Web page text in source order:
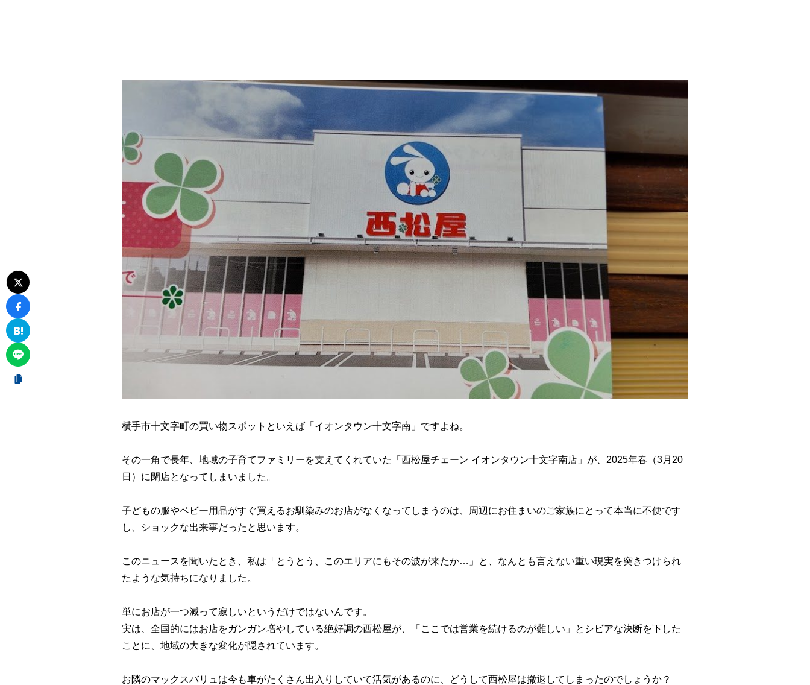
横手市十文字町の買い物スポットといえば「イオンタウン十文字南」ですよね。
その一角で長年、地域の子育てファミリーを支えてくれていた「西松屋チェーン イオンタウン十文字南店」が、2025年春（3月20
日）に閉店となってしまいました。
子どもの服やベビー用品がすぐ買えるお馴染みのお店がなくなってしまうのは、周辺にお住まいのご家族にとって本当に不便です
し、ショックな出来事だったと思います。
このニュースを聞いたとき、私は「とうとう、このエリアにもその波が来たか…」と、なんとも言えない重い現実を突きつけられ
たような気持ちになりました。
単にお店が一つ減って寂しいというだけではないんです。
実は、全国的にはお店をガンガン増やしている絶好調の西松屋が、「ここでは営業を続けるのが難しい」とシビアな決断を下した
ことに、地域の大きな変化が隠されています。
お隣のマックスバリュは今も車がたくさん出入りしていて活気があるのに、どうして西松屋は撤退してしまったのでしょうか？